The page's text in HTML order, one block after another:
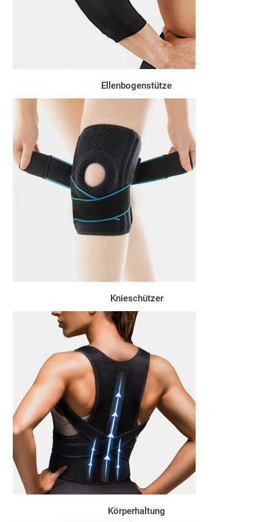
Ellenbogenstütze
Knieschützer
Körperhaltung